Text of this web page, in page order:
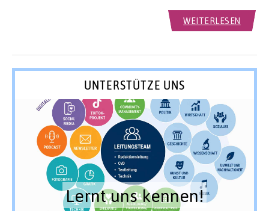
WEITERLESEN
UNTERSTÜTZE UNS
Lernt uns kennen!